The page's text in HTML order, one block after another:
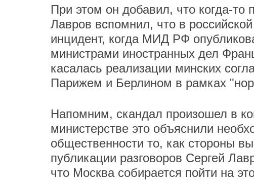
При этом он добавил, что когда-
Лавров вспомнил, что в
инцидент, когда МИД РФ
министрами иностранных дел
касалась реализации минских
Парижем и Берлином в рамках
Напомним, скандал произошел в
министерстве это объяснили
общественности то, как стороны
публикации разговоров Сергей
что Москва собирается пойти на